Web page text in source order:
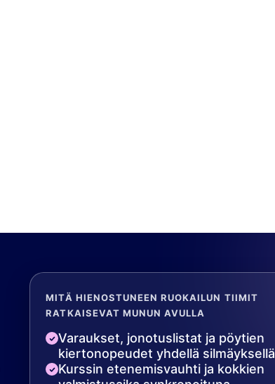
MITÄ HIENOSTUNEEN RUOKAILUN TIIMIT
RATKAISEVAT MUNUN AVULLA
Varaukset, jonotuslistat ja pöytien
kiertonopeudet yhdellä silmäyksellä
Kurssin etenemisvauhti ja kokkien